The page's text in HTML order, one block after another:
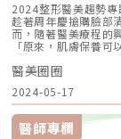
2024整形醫美趨勢
趁著周年慶搶購臉部
而，隨著醫美療程的
「原來，肌膚保養
種保養精華液或成分
趨勢。深受全球愛美
體現了這一趨勢，
搭配溫和去角質、抽
性化的客製服務，既
等問題，讓肌膚煥然
進一步升級了精華液
醫美圈圈
2024-05-17
醫師專欄